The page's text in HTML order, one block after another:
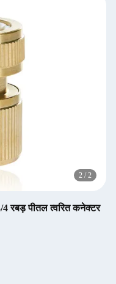
2 / 2
4 रबड़ पीतल त्वरित कनेक्टर